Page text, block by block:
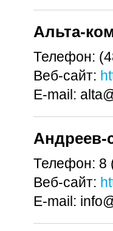
Альта-
Телефон:
Веб-сайт:
E-mail:
Андреев-
Телефон: 8
Веб-сайт:
E-mail: